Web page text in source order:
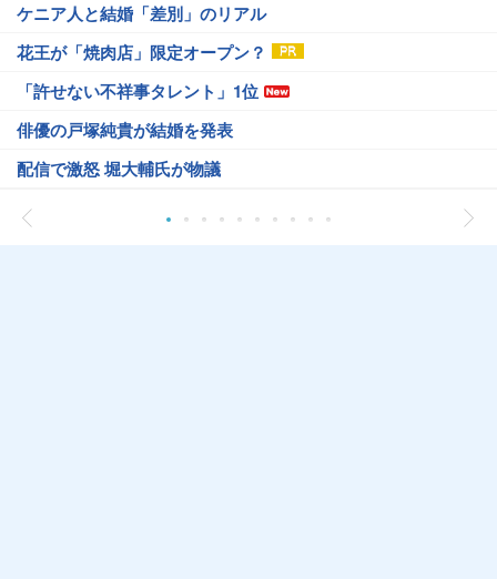
ケニア人と結婚「差別」のリアル
花王が「焼肉店」限定オープン？
「許せない不祥事タレント」1位
俳優の戸塚純貴が結婚を発表
配信で激怒 堀大輔氏が物議